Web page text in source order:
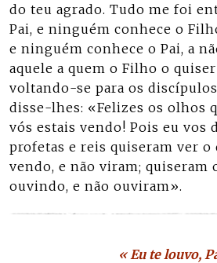
do teu agrado. Tudo me foi
Pai, e ninguém conhece o
e ninguém conhece o Pai, a
aquele a quem o Filho o
voltando-se para os
disse-lhes: «Felizes os olhos
vós estais vendo! Pois eu vos
profetas e reis quiseram ver o
vendo, e não viram; quiseram
ouvindo, e não ouviram».
« Eu te louvo,